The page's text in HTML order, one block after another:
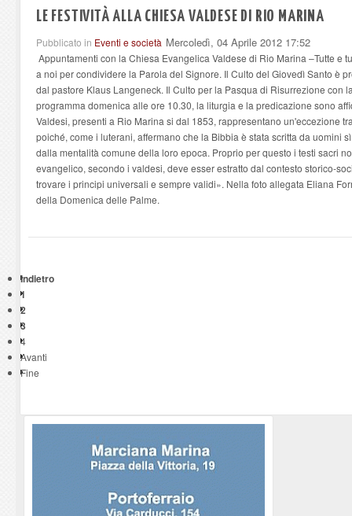
LE FESTIVITÀ ALLA CHIESA VALDESE DI RIO MARINA
Pubblicato in Eventi e società Mercoledì, 04 Aprile 2012 17:52
Appuntamenti con la Chiesa Evangelica Valdese di Rio Marina –Tutte e
a noi per condividere la Parola del Signore. Il Culto del Giovedì Santo è
dal pastore Klaus Langeneck. Il Culto per la Pasqua di Risurrezione con
programma domenica alle ore 10.30, la liturgia e la predicazione sono
Valdesi, presenti a Rio Marina si dal 1853, rappresentano un'eccezione
poiché, come i luterani, affermano che la Bibbia è stata scritta da uomini
dalla mentalità comune della loro epoca. Proprio per questo i testi sacri
evangelico, secondo i valdesi, deve esser estratto dal contesto storico-
trovare i principi universali e sempre validi». Nella foto allegata Eliana
della Domenica delle Palme.
Indietro
1
2
3
4
Avanti
Fine